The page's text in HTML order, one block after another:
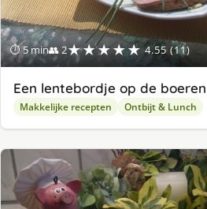
⏱ 5 min👥 2★★★★★ 4.55 (11)
Een lentebordje op de
Makkelijke recepten Ontbijt & Lunch